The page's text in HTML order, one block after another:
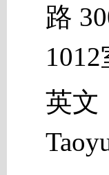
路
1012
英文